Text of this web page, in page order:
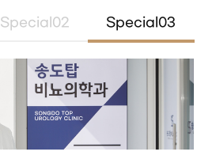
Special02 Special03